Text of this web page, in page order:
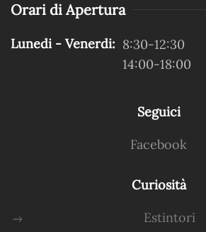
Orari di Apertura
Lunedi - Venerdi: 8:30-12:30
14:00-18:00
Seguici
Facebook
Curiosità
Estintori